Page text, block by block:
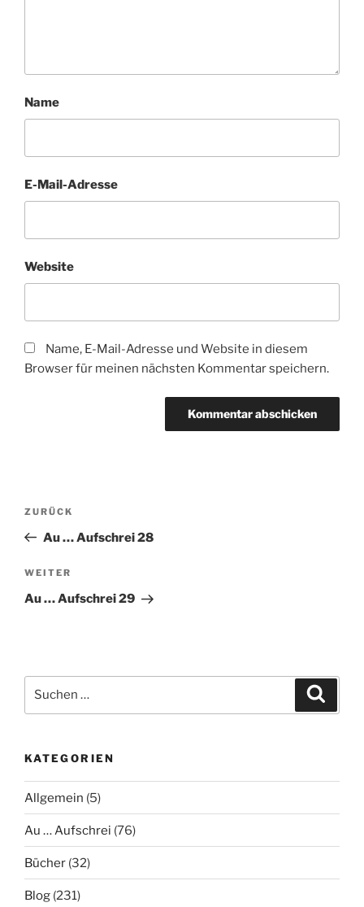
Name
E-Mail-Adresse
Website
Name, E-Mail-Adresse und Website in diesem
Browser für meinen nächsten Kommentar speichern.
Beitragsnavigation
Vorheriger
Beitrag
ZURÜCK
Au … Aufschrei 28
Nächster
Beitrag
WEITER
Au … Aufschrei 29
nach:
KATEGORIEN
Allgemein (5)
Au … Aufschrei (76)
Bücher (32)
Blog (231)